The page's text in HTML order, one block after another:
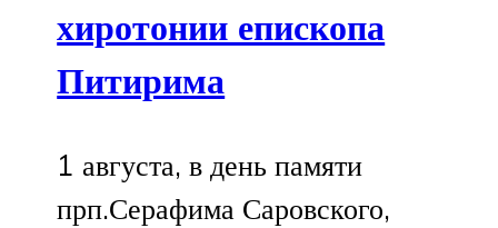
хиротонии епископа
Питирима
1 августа, в день памяти
прп.Серафима Саровского,